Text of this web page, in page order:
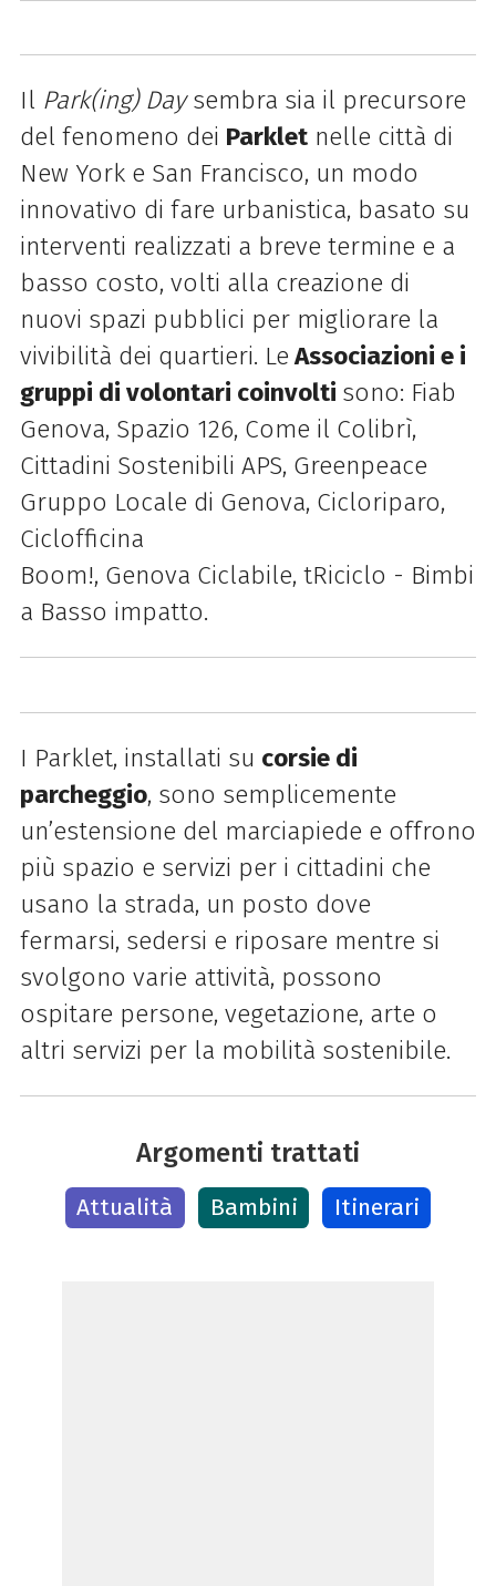
Il Park(ing) Daysembra sia il precursore
del fenomeno dei Parkletnelle città di
New York e San Francisco, un modo
innovativo di fare urbanistica, basato su
interventi realizzati a breve termine e a
basso costo, volti alla creazione di
nuovi spazi pubblici per migliorare la
vivibilità dei quartieri. LeAssociazioni e i
gruppi di volontari coinvolti sono: Fiab
Genova, Spazio 126, Come il Colibrì,
Cittadini Sostenibili APS, Greenpeace
Gruppo Locale di Genova, Cicloriparo,
Ciclofficina
Boom!, Genova Ciclabile, tRiciclo - Bimbi
a Basso impatto.
I Parklet, installati su corsie di
parcheggio, sono semplicemente
un’estensione del marciapiede e offrono
più spazio e servizi per i cittadini che
usano la strada, un posto dove
fermarsi, sedersi e riposare mentre si
svolgono varie attività, possono
ospitare persone, vegetazione, arte o
altri servizi per la mobilità sostenibile.
Argomenti trattati
Attualità Bambini Itinerari